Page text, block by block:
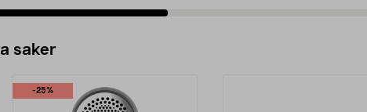
saker
-25%